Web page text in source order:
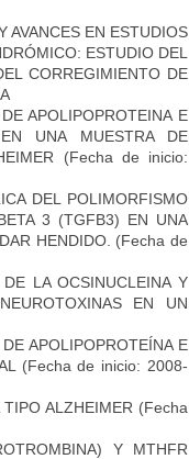
AVANCES EN ESTUDIOS
ESTUDIO DEL
CORREGIMIENTO DE
APOLIPOPROTEINA E
UNA MUESTRA DE
(Fecha de inicio:
DEL POLIMORFISMO
3 (TGFB3) EN UNA
HENDIDO. (Fecha de
LA OCSINUCLEINA Y
EN UN
APOLIPOPROTEÍNA E
(Fecha de inicio: 2008-
ALZHEIMER (Fecha
Y MTHFR